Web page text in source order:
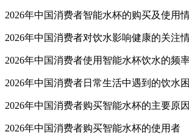
2026年中国消费者智能水杯的购买及使用
2026年中国消费者对饮水影响健康的关注
2026年中国消费者使用智能水杯饮水的频
2026年中国消费者日常生活中遇到的饮水
2026年中国消费者购买智能水杯的主要原因
2026年中国消费者购买智能水杯的使用者